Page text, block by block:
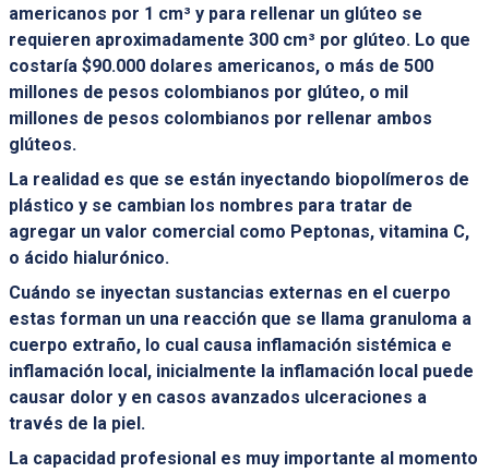
americanos por 1 cm³ y para rellenar un glúteo se
requieren aproximadamente 300 cm³ por glúteo. Lo que
costaría $90.000 dolares americanos, o más de 500
millones de pesos colombianos por glúteo, o mil
millones de pesos colombianos por rellenar ambos
glúteos.
La realidad es que se están inyectando biopolímeros de
plástico y se cambian los nombres para tratar de
agregar un valor comercial como Peptonas, vitamina C,
o ácido hialurónico.
Cuándo se inyectan sustancias externas en el cuerpo
estas forman un una reacción que se llama granuloma a
cuerpo extraño, lo cual causa inflamación sistémica e
inflamación local, inicialmente la inflamación local puede
causar dolor y en casos avanzados ulceraciones a
través de la piel.
La capacidad profesional es muy importante al momento